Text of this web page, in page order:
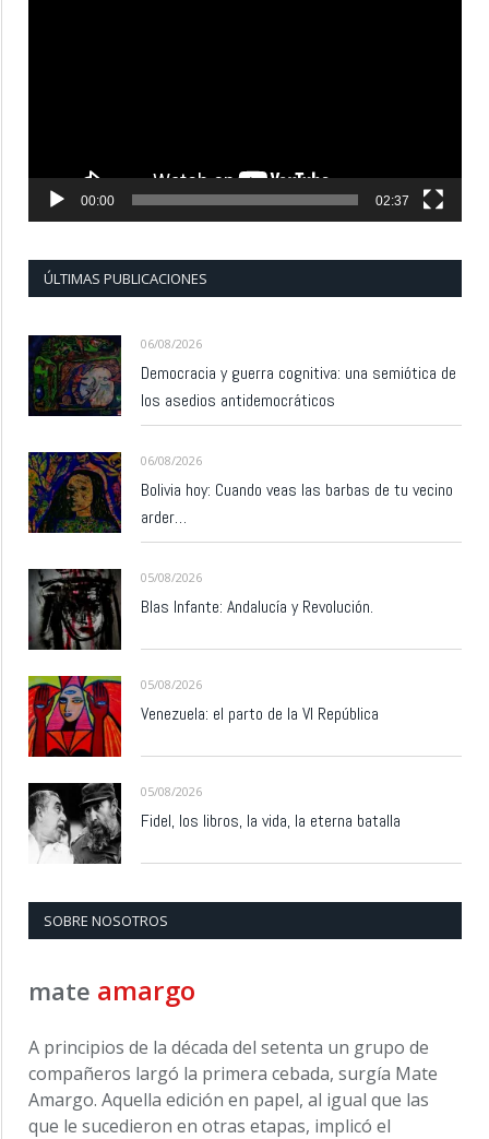
00:00 02:37
ÚLTIMAS PUBLICACIONES
06/08/2026
Democracia y guerra cognitiva: una semiótica de
los asedios antidemocráticos
06/08/2026
Bolivia hoy: Cuando veas las barbas de tu vecino
arder…
05/08/2026
Blas Infante: Andalucía y Revolución.
05/08/2026
Venezuela: el parto de la VI República
05/08/2026
Fidel, los libros, la vida, la eterna batalla
SOBRE NOSOTROS
mate amargo
A principios de la década del setenta un grupo de
compañeros largó la primera cebada, surgía Mate
Amargo. Aquella edición en papel, al igual que las
que le sucedieron en otras etapas, implicó el